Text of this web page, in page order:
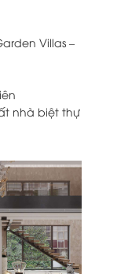
Villas –
nhà biệt thự